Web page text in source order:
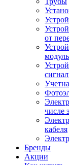
от
числе
кабеля
Бренды
Акции